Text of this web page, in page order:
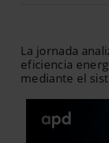
La jornada
eficiencia
mediante el